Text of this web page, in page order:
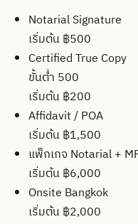
Notarial Signature
เริ่มต้น ฿500
Certified True Copy
ขั้นต่ำ 500
เริ่มต้น ฿200
Affidavit / POA
เริ่มต้น ฿1,500
แพ็กเกจ Notarial +
เริ่มต้น ฿6,000
Onsite Bangkok
เริ่มต้น ฿2,000